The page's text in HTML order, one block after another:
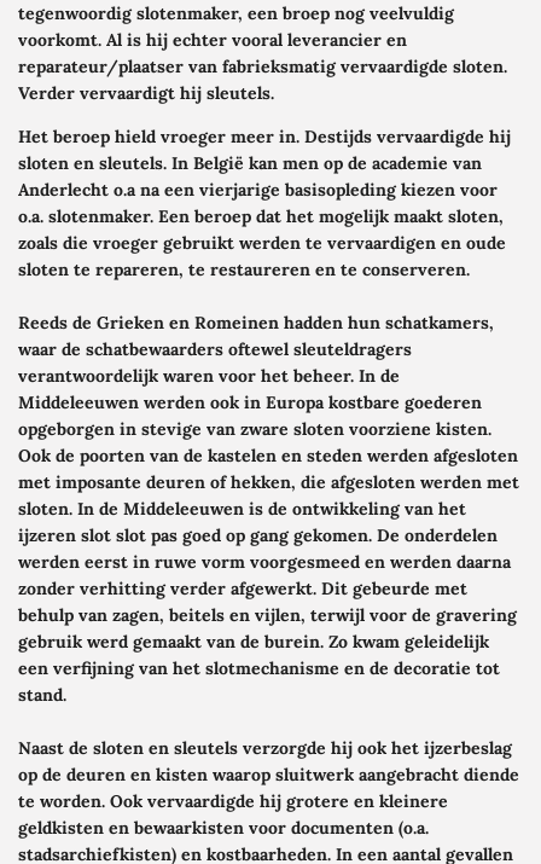
tegenwoordig slotenmaker, een broep nog veelvuldig
voorkomt. Al is hij echter vooral leverancier en
reparateur/plaatser van fabrieksmatig vervaardigde sloten.
Verder vervaardigt hij sleutels.
Het beroep hield vroeger meer in. Destijds vervaardigde hij
sloten en sleutels. In België kan men op de academie van
Anderlecht o.a na een vierjarige basisopleding kiezen voor
o.a. slotenmaker. Een beroep dat het mogelijk maakt sloten,
zoals die vroeger gebruikt werden te vervaardigen en oude
sloten te repareren, te restaureren en te conserveren.
Reeds de Grieken en Romeinen hadden hun schatkamers,
waar de schatbewaarders oftewel sleuteldragers
verantwoordelijk waren voor het beheer. In de
Middeleeuwen werden ook in Europa kostbare goederen
opgeborgen in stevige van zware sloten voorziene kisten.
Ook de poorten van de kastelen en steden werden afgesloten
met imposante deuren of hekken, die afgesloten werden met
sloten. In de Middeleeuwen is de ontwikkeling van het
ijzeren slot slot pas goed op gang gekomen. De onderdelen
werden eerst in ruwe vorm voorgesmeed en werden daarna
zonder verhitting verder afgewerkt. Dit gebeurde met
behulp van zagen, beitels en vijlen, terwijl voor de gravering
gebruik werd gemaakt van de burein. Zo kwam geleidelijk
een verfijning van het slotmechanisme en de decoratie tot
stand.
Naast de sloten en sleutels verzorgde hij ook het ijzerbeslag
op de deuren en kisten waarop sluitwerk aangebracht diende
te worden. Ook vervaardigde hij grotere en kleinere
geldkisten en bewaarkisten voor documenten (o.a.
stadsarchiefkisten) en kostbaarheden. In een aantal gevallen